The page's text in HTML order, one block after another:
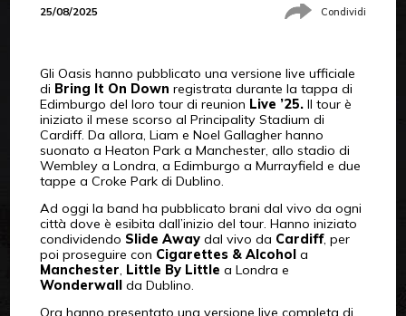
25/08/2025 Condividi
Gli Oasis hanno pubblicato una versione live ufficiale
di Bring It On Down registrata durante la tappa di
Edimburgo del loro tour di reunion Live ’25. Il tour è
iniziato il mese scorso al Principality Stadium di
Cardiff. Da allora, Liam e Noel Gallagher hanno
suonato a Heaton Park a Manchester, allo stadio di
Wembley a Londra, a Edimburgo a Murrayfield e due
tappe a Croke Park di Dublino.
Ad oggi la band ha pubblicato brani dal vivo da ogni
città dove è esibita dall’inizio del tour. Hanno iniziato
condividendo Slide Awaydal vivo da Cardiff, per
poi proseguire con Cigarettes & Alcohola
Manchester, Little By Little a Londra e
Wonderwallda Dublino.
Ora hanno presentato una versione live completa di